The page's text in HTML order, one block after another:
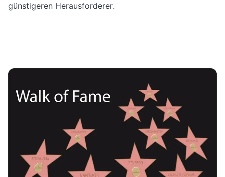
günstigeren Herausforderer.